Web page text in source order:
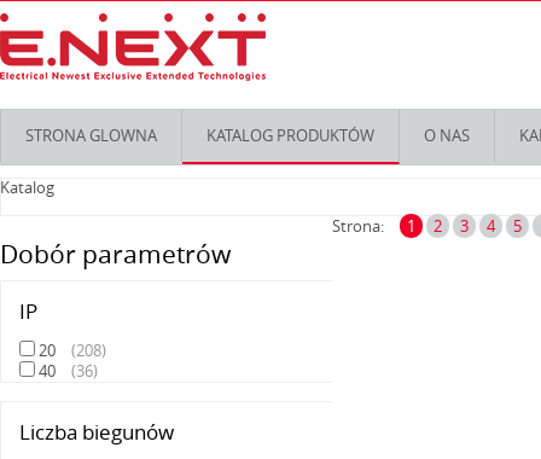
STRONA GLOWNA KATALOG PRODUKTÓW O NAS
Katalog
Dobór parametrów
IP
20 (208)
40
(36)
Liczba biegunów
Strona: 1 2 3 4 5